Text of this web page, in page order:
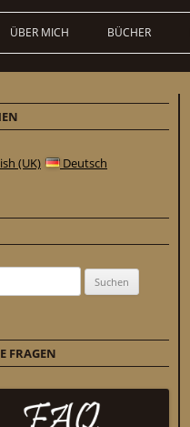
ÜBER MICH BÜCHER
(UK) Deutsch
FRAGEN